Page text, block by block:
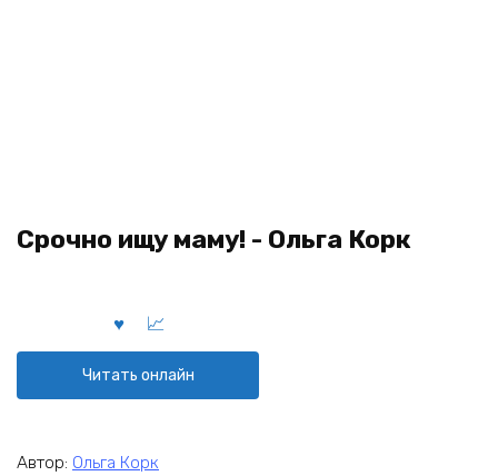
Срочно ищу маму! - Ольга Корк
Читать онлайн
Автор: Ольга Корк